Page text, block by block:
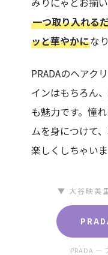
一つ取り入れる
ッと華やかにな
PRADAのヘアク
インはもちろん
も魅力です。憧
ムを身につけて
楽しくしちゃい
▼ 大谷映美
PRADA —